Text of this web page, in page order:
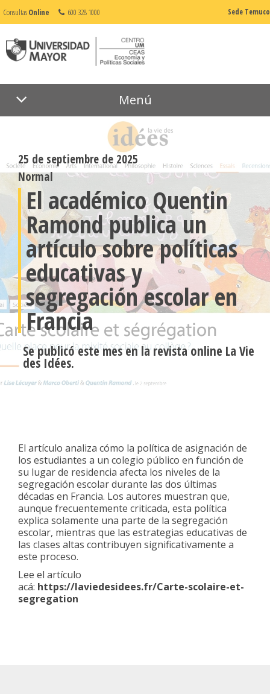
ConsultasOnline 600 328 1000 Sede Temuco
Menú
25 de septiembre de 2025
Normal
El académico Quentin
Ramond publica un
artículo sobre políticas
educativas y
segregación escolar en
Francia
Se publicó este mes en la revista online La Vie
des Idées.
El artículo analiza cómo la política de asignación de
los estudiantes a un colegio público en función de
su lugar de residencia afecta los niveles de la
segregación escolar durante las dos últimas
décadas en Francia. Los autores muestran que,
aunque frecuentemente criticada, esta política
explica solamente una parte de la segregación
escolar, mientras que las estrategias educativas de
las clases altas contribuyen significativamente a
este proceso.
Lee el artículo
acá: https://laviedesidees.fr/Carte-scolaire-et-
segregation